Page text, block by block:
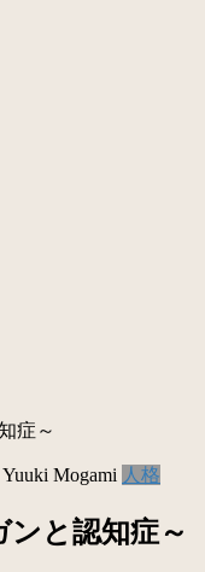
症～
Yuuki Mogami 人格
と認知症～